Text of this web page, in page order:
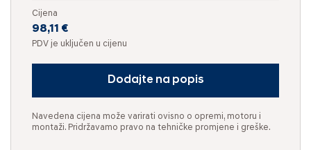
Cijena
98,11 €
PDV je uključen u cijenu
Dodajte na popis
Navedena cijena može varirati ovisno o opremi, motoru i
montaži. Pridržavamo pravo na tehničke promjene i greške.